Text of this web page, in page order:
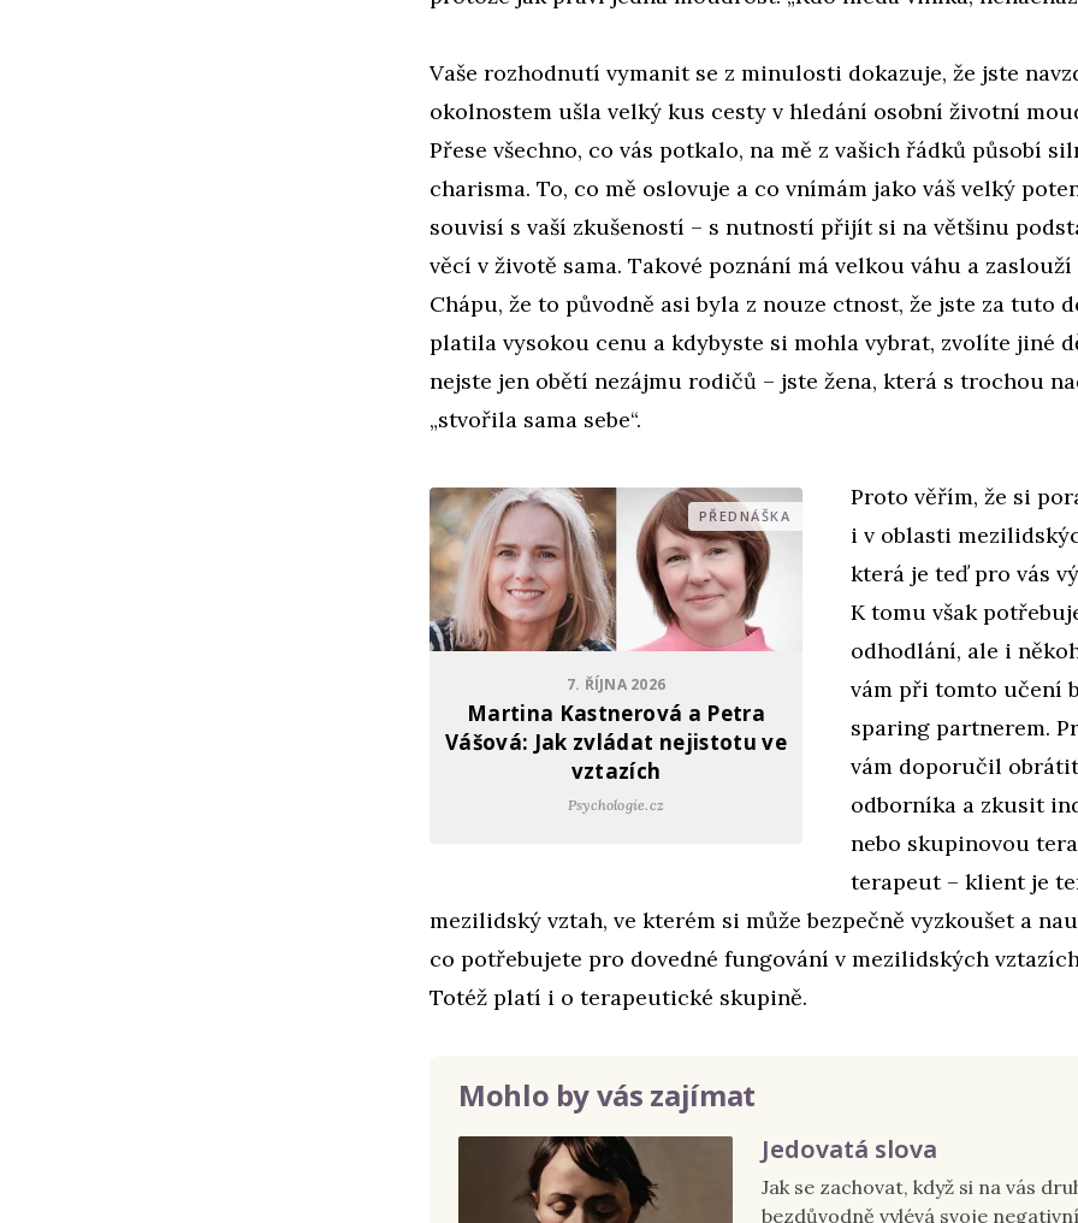
Vaše rozhodnutí vymanit se z minulosti dokazuje, že jste
okolnostem ušla velký kus cesty v hledání osobní životní
Přese všechno, co vás potkalo, na mě z vašich řádků působí
charisma. To, co mě oslovuje a co vnímám jako váš velký
souvisí s vaší zkušeností – s nutností přijít si na většinu
věcí v životě sama. Takové poznání má velkou váhu a zaslouží
Chápu, že to původně asi byla z nouze ctnost, že jste za tuto
platila vysokou cenu a kdybyste si mohla vybrat, zvolíte jiné
nejste jen obětí nezájmu rodičů – jste žena, která s trochou
„stvořila sama sebe“.
PŘEDNÁŠKA
7. ŘÍJNA 2026
Martina Kastnerová a Petra
Vášová: Jak zvládat nejistotu ve
vztazích
Psychologie.cz
Proto věřím, že si
i v oblasti
která je teď pro vás
K tomu však
odhodlání, ale i
vám při tomto učení
sparing partnerem.
vám doporučil
odborníka a zkusit
nebo skupinovou
terapeut – klient je
mezilidský vztah, ve kterém si může bezpečně vyzkoušet a
co potřebujete pro dovedné fungování v mezilidských
Totéž platí i o terapeutické skupině.
Mohlo by vás zajímat
Jedovatá slova
Jak se zachovat, když si na vás
bezdůvodně vylévá svoje negativní